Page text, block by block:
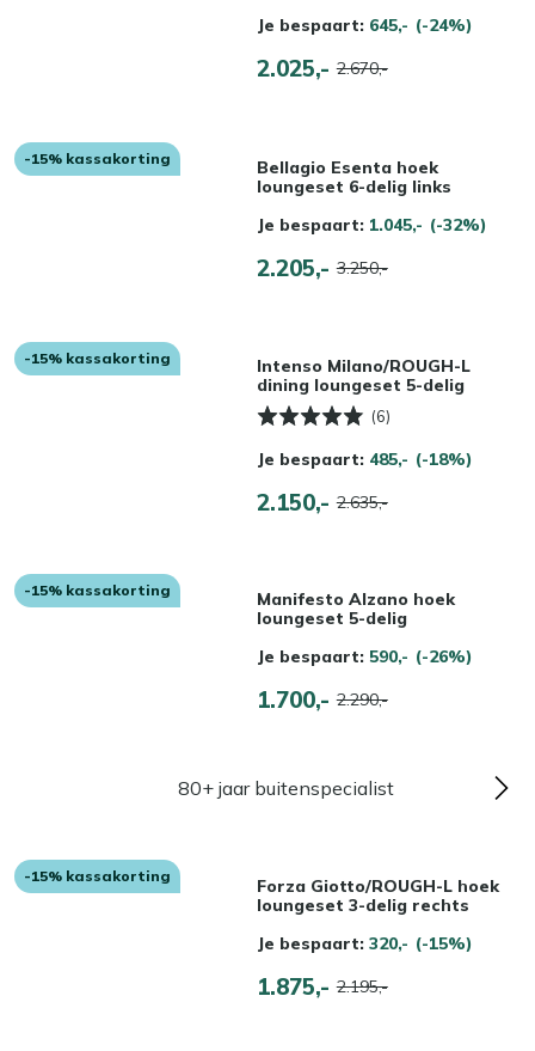
Je bespaart: 645,- (-24%)
2.025,- 2.670,-
-15% kassakorting
Bellagio Esenta hoek
loungeset 6-delig links
Je bespaart: 1.045,- (-32%)
2.205,- 3.250,-
-15% kassakorting
Intenso Milano/ROUGH-L
dining loungeset 5-delig
(6)
Je bespaart: 485,- (-18%)
2.150,- 2.635,-
-15% kassakorting
Manifesto Alzano hoek
loungeset 5-delig
Je bespaart: 590,- (-26%)
1.700,- 2.290,-
80+ jaar buitenspecialist
-15% kassakorting
Forza Giotto/ROUGH-L hoek
loungeset 3-delig rechts
Je bespaart: 320,- (-15%)
1.875,- 2.195,-